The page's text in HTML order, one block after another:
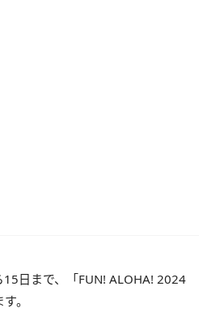
日まで、「FUN! ALOHA! 2024
。